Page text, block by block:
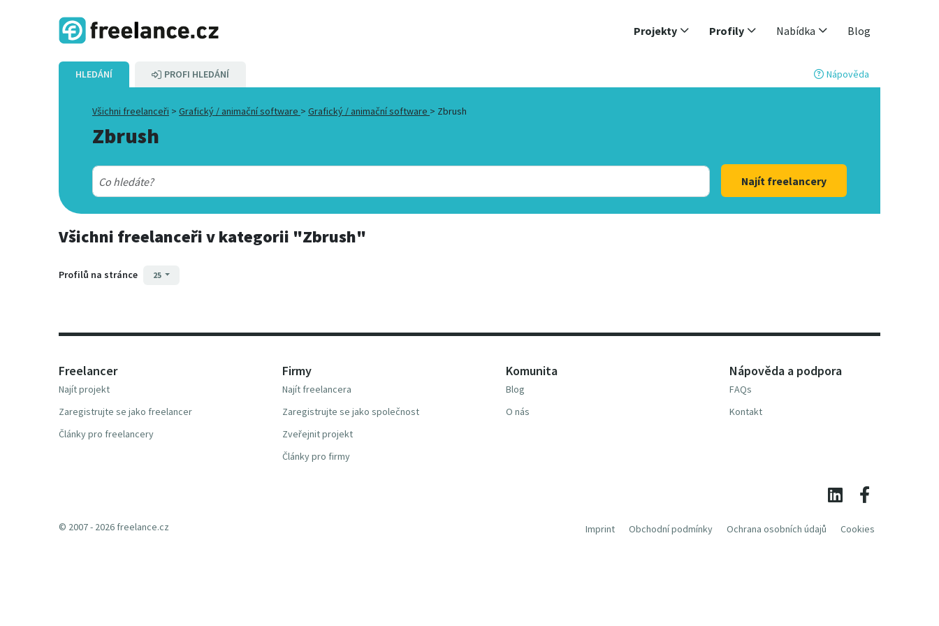
Projekty Profily Nabídka Blog
HLEDÁNÍ PROFI HLEDÁNÍ Nápověda
Všichni freelanceři > Grafický / animační software > Grafický / animační software > Zbrush
Zbrush
Najít freelancery
Všichni freelanceřiv kategorii "Zbrush"
Profilů na stránce 25
Freelancer
Najít projekt
Zaregistrujte se jako freelancer
Články pro freelancery
Firmy
Najít freelancera
Zaregistrujte se jako společnost
Zveřejnit projekt
Články pro firmy
Komunita
Blog
O nás
Nápověda a podpora
FAQs
Kontakt
Imprint Obchodní podmínky Ochrana osobních údajů Cookies
© 2007 - 2026 freelance.cz